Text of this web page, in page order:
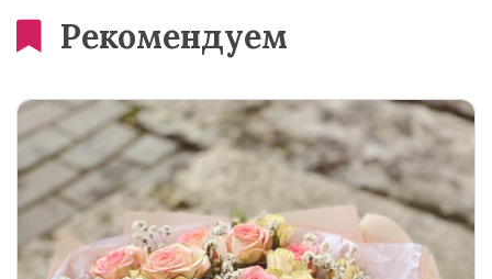
Рекомендуем